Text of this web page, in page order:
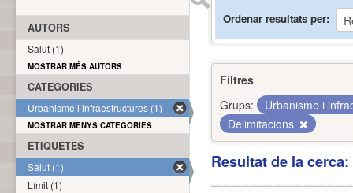
Ordenar resultats per
Filtres
Grups:
Urbanisme i
Delimitacions
Resultat de la
AUTORS
Salut (1)
MOSTRAR MÉS AUTORS
CATEGORIES
Urbanisme i infraestructures (1)
MOSTRAR MENYS CATEGORIES
ETIQUETES
Salut (1)
Límit (1)